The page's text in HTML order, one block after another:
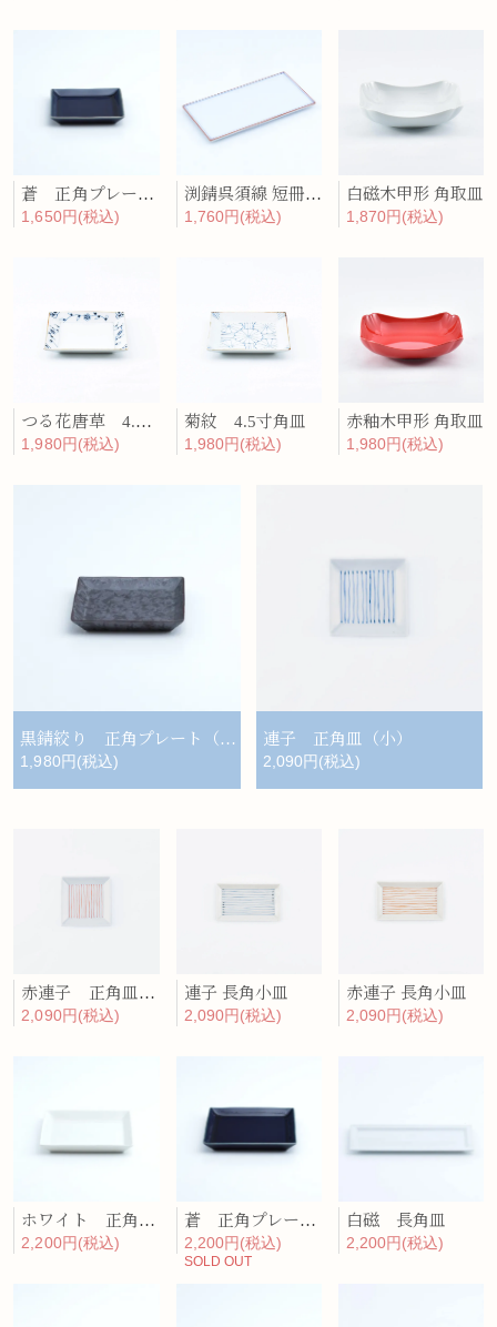
蒼 正角プレート（小）
1,650円(税込)
渕錆呉須線 短冊長皿
1,760円(税込)
白磁木甲形 角取皿
1,870円(税込)
つる花唐草 4.5寸角皿
1,980円(税込)
菊紋 4.5寸角皿
1,980円(税込)
赤釉木甲形 角取皿
1,980円(税込)
黒錆絞り 正角プレート（小）
1,980円(税込)
連子 正角皿（小）
2,090円(税込)
赤連子 正角皿（小）
2,090円(税込)
連子 長角小皿
2,090円(税込)
赤連子 長角小皿
2,090円(税込)
ホワイト 正角プレート（中）
2,200円(税込)
蒼 正角プレート（中）
2,200円(税込)
SOLD OUT
白磁 長角皿
2,200円(税込)